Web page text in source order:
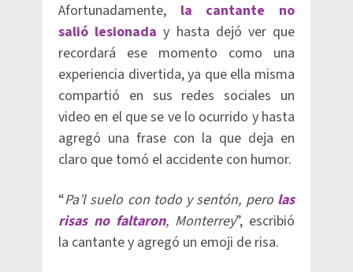
Afortunadamente, la cantante no
salió lesionada y hasta dejó ver que
recordará ese momento como una
experiencia divertida, ya que ella misma
compartió en sus redes sociales un
video en el que se ve lo ocurrido y hasta
agregó una frase con la que deja en
claro que tomó el accidente con humor.
“Pa’l suelo con todo y sentón, pero las
risas no faltaron, Monterrey”, escribió
la cantante y agregó un emoji de risa.